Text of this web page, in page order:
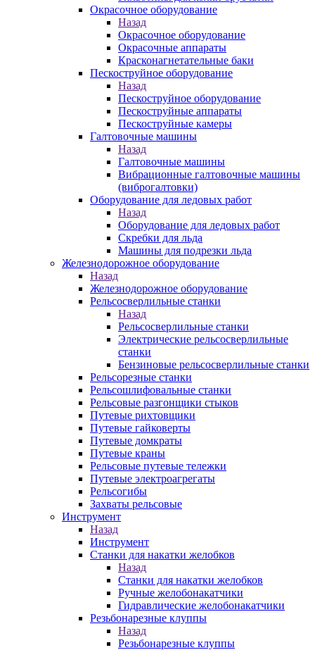
Окрасочное оборудование
Назад
Окрасочное оборудование
Окрасочные аппараты
Красконагнетательные баки
Пескоструйное оборудование
Назад
Пескоструйное оборудование
Пескоструйные аппараты
Пескоструйные камеры
Галтовочные машины
Назад
Галтовочные машины
Вибрационные галтовочные машины
(виброгалтовки)
Оборудование для ледовых работ
Назад
Оборудование для ледовых работ
Скребки для льда
Машины для подрезки льда
Железнодорожное оборудование
Назад
Железнодорожное оборудование
Рельсосверлильные станки
Назад
Рельсосверлильные станки
Электрические рельсосверлильные
станки
Бензиновые рельсосверлильные станки
Рельсорезные станки
Рельсошлифовальные станки
Рельсовые разгонщики стыков
Путевые рихтовщики
Путевые гайковерты
Путевые домкраты
Путевые краны
Рельсовые путевые тележки
Путевые электроагрегаты
Рельсогибы
Захваты рельсовые
Инструмент
Назад
Инструмент
Станки для накатки желобков
Назад
Станки для накатки желобков
Ручные желобонакатчики
Гидравлические желобонакатчики
Резьбонарезные клуппы
Назад
Резьбонарезные клуппы